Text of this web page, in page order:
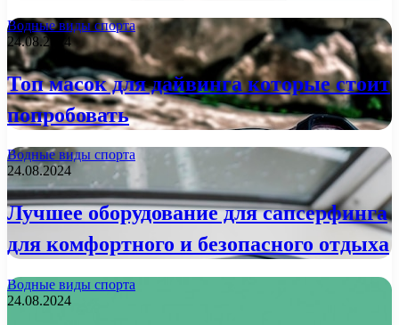
Водные виды спорта
24.08.2024
Топ масок для дайвинга которые стоит
попробовать
Водные виды спорта
24.08.2024
Лучшее оборудование для сапсерфинга
для комфортного и безопасного отдыха
Водные виды спорта
24.08.2024